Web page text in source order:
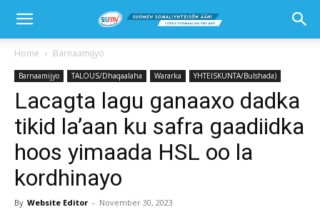
Home Barnaamijyo
Barnaamijyo TALOUS/Dhaqaalaha Wararka YHTEISKUNTA/Bulshada)
Lacagta lagu ganaaxo dadka
tikid la’aan ku safra gaadiidka
hoos yimaada HSL oo la
kordhinayo
By Website Editor - November 30, 2023